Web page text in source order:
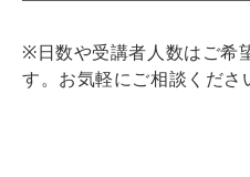
※日数や受講者人数はご希
す。お気軽にご相談くださ